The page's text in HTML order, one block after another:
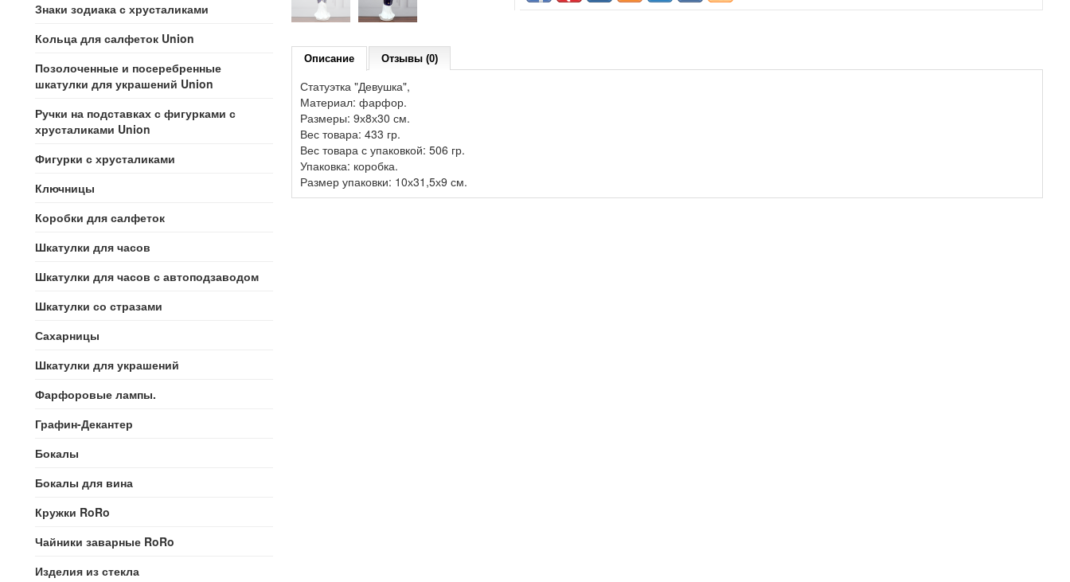
Знаки зодиака с хрусталиками
Кольца для салфеток Union
Позолоченные и посеребренные
шкатулки для украшений Union
Ручки на подставках с фигурками с
хрусталиками Union
Фигурки с хрусталиками
Ключницы
Коробки для салфеток
Шкатулки для часов
Шкатулки для часов с автоподзаводом
Шкатулки со стразами
Сахарницы
Шкатулки для украшений
Фарфоровые лампы.
Графин-Декантер
Бокалы
Бокалы для вина
Кружки RoRo
Чайники заварные RoRo
Изделия из стекла
Описание Отзывы (0)
Статуэтка "Девушка",
Материал: фарфор.
Размеры: 9х8х30 см.
Вес товара: 433 гр.
Вес товара с упаковкой: 506 гр.
Упаковка: коробка.
Размер упаковки: 10х31,5х9 см.